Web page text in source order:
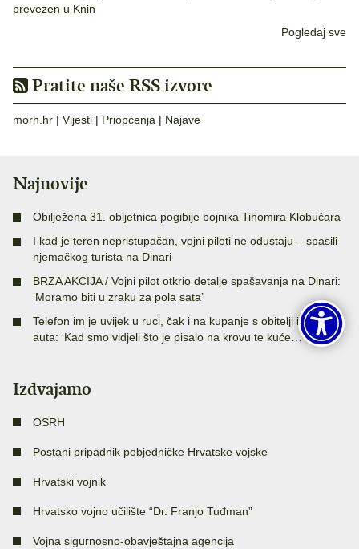
prevezen u Knin
Pogledaj sve
Pratite naše RSS izvore
morh.hr | Vijesti | Priopćenja | Najave
Najnovije
Obilježena 31. obljetnica pogibije bojnika Tihomira Klobučara
I kad je teren nepristupačan, vojni piloti ne odustaju – spasili
njemačkog turista na Dinari
BRZA AKCIJA / Vojni pilot otkrio detalje spašavanja na Dinari:
‘Moramo biti u zraku za pola sata’
Telefon im je uvijek u ruci, čak i na kupanje s obitelji idu s dva
auta: ‘Kad smo vidjeli što je pisalo na krovu te kuće…‘
Izdvajamo
OSRH
Postani pripadnik pobjedničke Hrvatske vojske
Hrvatski vojnik
Hrvatsko vojno učilište “Dr. Franjo Tuđman”
Vojna sigurnosno-obavještajna agencija